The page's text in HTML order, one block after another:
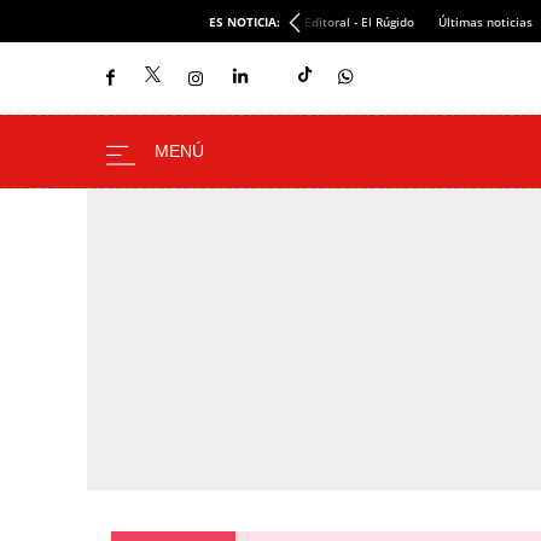
ES NOTICIA: Editoral - El Rúgido Últimas noticias